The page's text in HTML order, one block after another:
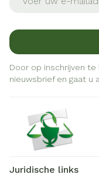
Door op inschrijven te
nieuwsbrief en gaat u
Juridische links